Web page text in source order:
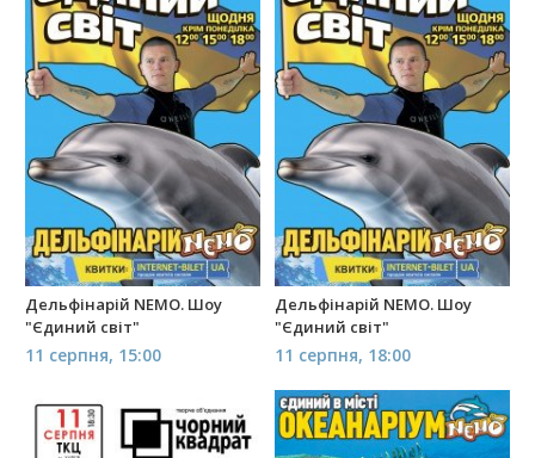
Дельфінарій NEMO. Шоу
"Єдиний світ"
11 серпня, 15:00
Дельфінарій NEMO. Шоу
"Єдиний світ"
11 серпня, 18:00